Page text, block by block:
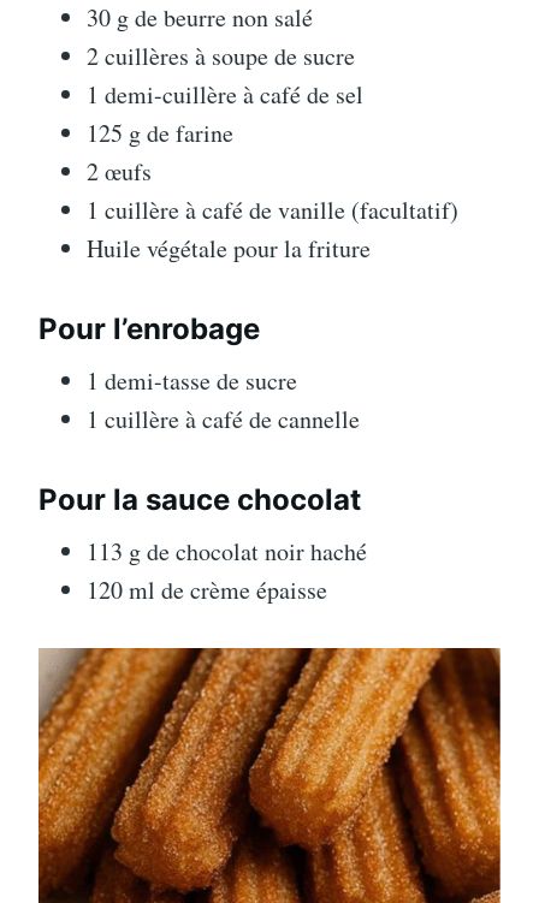
30 g de beurre non salé
2 cuillères à soupe de sucre
1 demi-cuillère à café de sel
125 g de farine
2 œufs
1 cuillère à café de vanille (facultatif)
Huile végétale pour la friture
Pour l’enrobage
1 demi-tasse de sucre
1 cuillère à café de cannelle
Pour la sauce chocolat
113 g de chocolat noir haché
120 ml de crème épaisse